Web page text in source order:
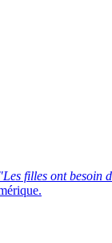
"Les filles ont besoin